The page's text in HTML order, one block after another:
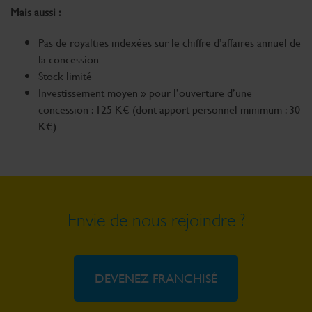
Mais aussi :
Pas de royalties indexées sur le chiffre d’affaires annuel de
la concession
Stock limité
Investissement moyen » pour l’ouverture d’une
concession : 125 K€ (dont apport personnel minimum : 30
K€)
Envie de nous rejoindre ?
DEVENEZ FRANCHISÉ